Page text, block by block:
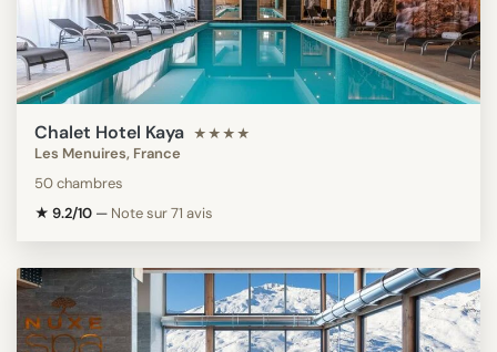
Chalet Hotel Kaya ★★★★
Les Menuires, France
50 chambres
★ 9.2/10 — Note sur 71 avis